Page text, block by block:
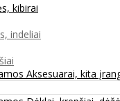
kibirai
indeliai
Aksesuarai, kita